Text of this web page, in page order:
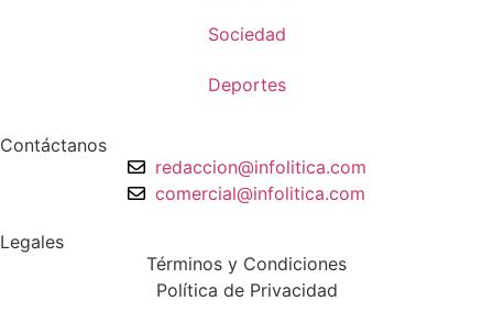
Sociedad
Deportes
Contáctanos
redaccion@infolitica.com
comercial@infolitica.com
Legales
Términos y Condiciones
Política de Privacidad